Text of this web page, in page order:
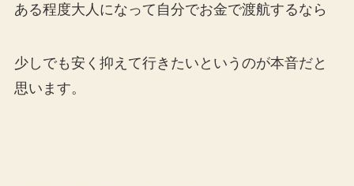
ある程度大人になって自分でお金で渡航するなら
少しでも安く抑えて行きたいというのが本音だと
思います。